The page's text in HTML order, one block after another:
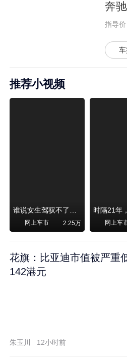
奔
指导价
推荐小视频
谁说女生驾驭不了大SUV？看我开问界M6驰骋坝上草原！
网上车市 2.25万 网上车
花旗：比亚迪市值被严重
142港元
朱玉川 12小时前